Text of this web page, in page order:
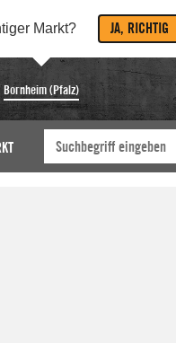
Markt? JA, RICHTIG
Bornheim (Pfalz)